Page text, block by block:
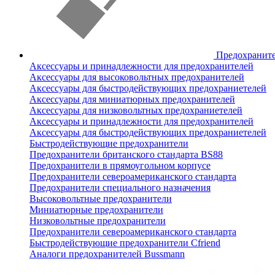
Аксессуары и принадлежности для предохранителей
Аксессуары для высоковольтных предохранителей
Аксессуары для быстродействующих предохраниетелей
Аксессуары для миниатюрных предохранителей
Аксессуары для низковольтных предохраниетелей
Аксессуары и принадлежности для предохранителей
Аксессуары для быстродействующих предохраниетелей
Быстродействующие предохранители
Предохранители британского стандарта BS88
Предохранители в прямоугольном корпусе
Предохранители североамериканского стандарта
Предохранители специального назначения
Высоковольтные предохранители
Миниатюрные предохранители
Низковольтные предохранители
Предохранители североамериканского стандарта
Быстродействующие предохранители Cfriend
Аналоги предохранителей Bussmann